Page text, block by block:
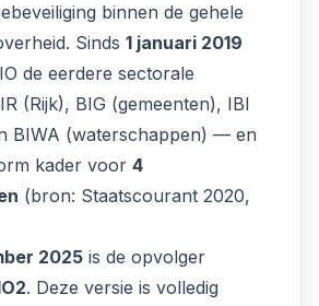
binnen de gehele
Sinds 1 januari 2019
de eerdere sectorale
(Rijk), BIG (gemeenten), IBI
BIWA (waterschappen) — en
kader voor 4
(bron: Staatscourant 2020,
2025 is de opvolger
. Deze versie is volledig